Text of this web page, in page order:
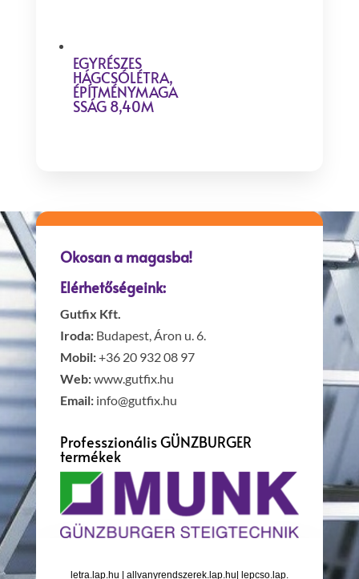
EGYRÉSZES
HÁGCSÓLÉTRA,
ÉPÍTMÉNYMAGA
SSÁG 8,40M
Okosan a magasba!
Elérhetőségeink:
Gutfix Kft.
Iroda:Budapest, Áron u. 6.
Mobil:+36 20 932 08 97
Web:www.gutfix.hu
Email: info@gutfix.hu
Professzionális GÜNZBURGER
termékek
letra.lap.hu allvanyrendszerek.lap.hu lepcso.lap.